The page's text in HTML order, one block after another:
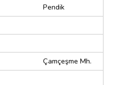
Pendik
Çamçeşme Mh.